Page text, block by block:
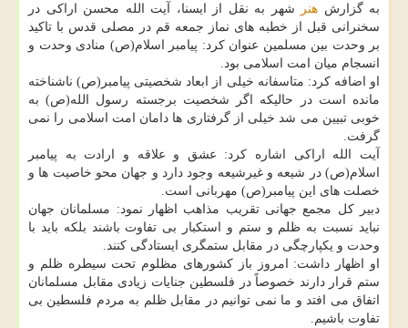
به گزارش هنر
شهر به نقل از ایسنا، آیت الله محسن اراكی در
سخنرانی قبل از خطبه های نماز جمعه قم در مصلی قدس با تاكید
بر وحدت بین مسلمین عنوان كرد: پیامبر اسلام(ص) منادی وحدت و
انسجام میان امت اسلامی بود.
او اضافه كرد: متاسفانه خیلی از ابعاد شخصیتی پیامبر(ص) ناشناخته
مانده است در حالیكه اگر شخصیت برجسته رسول الله(ص) به
خوبی تبیین می شد خیلی از گرفتاری ها دامان امت اسلامی را نمی
گرفت.
آیت الله اراكی اشاره كرد: عشق و علاقه و ارادت به پیامبر
اسلام(ص) در شیعه و غیرشیعه وجود دارد و جهان محو خاصیت ها و
خصلت های این پیامبر(ص) مهربانی است.
دبیر كل مجمع جهانی تقریب مذاهب اظهار نمود: مسلمانان جهان
نباید نسبت به ظلم و ستم و استكبار بی تفاوت باشند بلكه باید با
وحدت و یكپارچگی در مقابل ستمگری ایستادگی كنند.
او اظهار داشت: امروز باز كشورهای مظلوم تحت سیطره ظلم و
ستم قرار دارند خصوصاً در فلسطین جنایات زیادی مقابل مسلمانان
اتفاق می افتد و ما نمی توانیم در مقابل ظلم به مردم فلسطین بی
تفاوت باشیم.